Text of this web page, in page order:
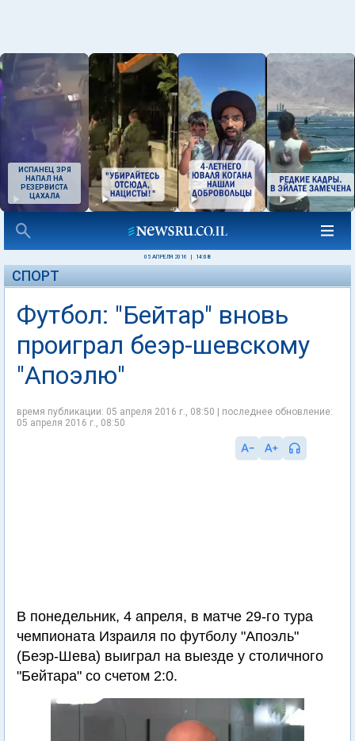
ИСПАНЕЦ ЗРЯ
НАПАЛ НА
РЕЗЕРВИСТА
ЦАХАЛА
05 АПРЕЛЯ 2016 14:08
СПОРТ
Футбол: "Бейтар" вновь
проиграл беэр-шевскому
"Апоэлю"
время публикации: 05 апреля 2016 г., 08:50 | последнее обновление:
05 апреля 2016 г., 08:50
В понедельник, 4 апреля, в матче 29-го тура
чемпионата Израиля по футболу "Апоэль"
(Беэр-Шева) выиграл на выезде у столичного
"Бейтара" со счетом 2:0.